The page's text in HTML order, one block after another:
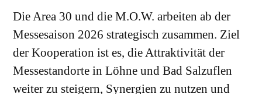
Die Area 30 und die M.O.W. arbeiten ab der
Messesaison 2026 strategisch zusammen. Ziel
der Kooperation ist es, die Attraktivität der
Messestandorte in Löhne und Bad Salzuflen
weiter zu steigern, Synergien zu nutzen und